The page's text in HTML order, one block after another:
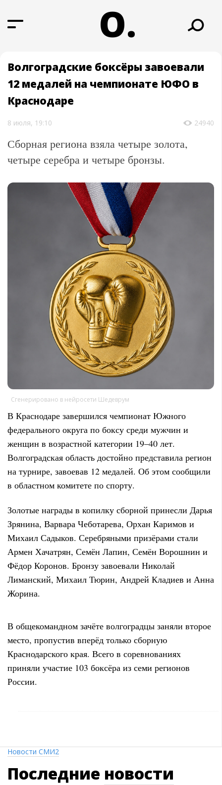
О.
Волгоградские боксёры завоевали
12 медалей на чемпионате ЮФО в
Краснодаре
8 июля, 19:10 24940
Сборная региона взяла четыре золота,
четыре серебра и четыре бронзы.
Сгенерировано в нейросети Шедеврум
В Краснодаре завершился чемпионат Южного
федерального округа по боксу среди мужчин и
женщин в возрастной категории 19–40 лет.
Волгоградская область достойно представила регион
на турнире, завоевав 12 медалей. Об этом сообщили
в областном комитете по спорту.
Золотые награды в копилку сборной принесли Дарья
Зрянина, Варвара Чеботарева, Орхан Каримов и
Михаил Садыков. Серебряными призёрами стали
Армен Хачатрян, Семён Лапин, Семён Ворошнин и
Фёдор Коронов. Бронзу завоевали Николай
Лиманский, Михаил Тюрин, Андрей Кладиев и Анна
Жорина.
В общекомандном зачёте волгоградцы заняли второе
место, пропустив вперёд только сборную
Краснодарского края. Всего в соревнованиях
приняли участие 103 боксёра из семи регионов
России.
Новости СМИ2
Последние новости